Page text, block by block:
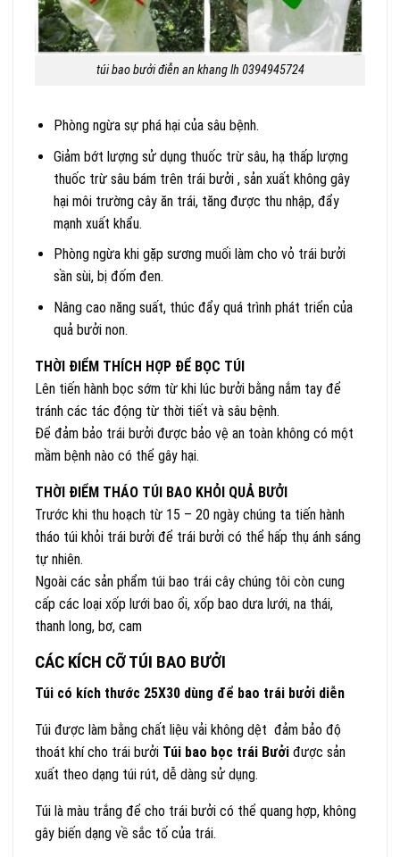
túi bao bưởi điễn an khang lh 0394945724
Phòng ngừa sự phá hại của sâu bệnh.
Giảm bớt lượng sử dụng thuốc trừ sâu, hạ thấp lượng
thuốc trừ sâu bám trên trái bưởi , sản xuất không gây
hại môi trường cây ăn trái, tăng được thu nhập, đẩy
mạnh xuất khẩu.
Phòng ngừa khi gặp sương muối làm cho vỏ trái bưởi
sần sùi, bị đốm đen.
Nâng cao năng suất, thúc đẩy quá trình phát triển của
quả bưởi non.
THỜI ĐIỂM THÍCH HỢP ĐỂ BỌC TÚI
Lên tiến hành bọc sớm từ khi lúc bưởi bằng nắm tay để
tránh các tác động từ thời tiết và sâu bệnh.
Để đảm bảo trái bưởi được bảo vệ an toàn không có một
mầm bệnh nào có thể gây hại.
THỜI ĐIỂM THÁO TÚI BAO KHỎI QUẢ BƯỞI
Trước khi thu hoạch từ 15 – 20 ngày chúng ta tiến hành
tháo túi khỏi trái bưởi để trái bưởi có thể hấp thụ ánh sáng
tự nhiên.
Ngoài các sản phẩm túi bao trái cây chúng tôi còn cung
cấp các loại xốp lưới bao ổi, xốp bao dưa lưới, na thái,
thanh long, bơ, cam
CÁC KÍCH CỠ TÚI BAO BƯỞI
Túi có kích thước 25X30 dùng để bao trái bưởi diễn
Túi được làm bằng chất liệu vải không dệt đảm bảo độ
thoát khí cho trái bưởi Túi bao bọc trái Bưởi được sản
xuất theo dạng túi rút, dễ dàng sử dụng.
Túi là màu trắng để cho trái bưởi có thể quang hợp, không
gây biến dạng về sắc tố của trái.